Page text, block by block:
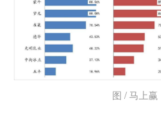
图 / 马上赢